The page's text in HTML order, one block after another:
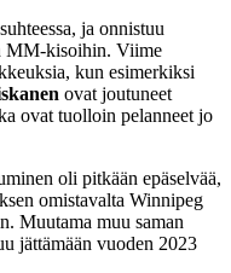
ja onnistuu
MM-kisoihin. Viime
kun esimerkiksi
ovat joutuneet
ovat tuolloin pelanneet jo
oli pitkään epäselvää,
omistavalta Winnipeg
Muutama muu saman
jättämään vuoden 2023